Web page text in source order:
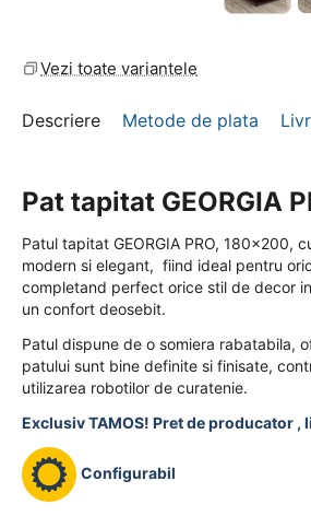
Vezi toate variantele
Descriere Metode de plata
Pat tapitat GEORGIA
Patul tapitat GEORGIA PRO, 180x200,
modern si elegant, fiind ideal pentru
completand perfect orice stil de decor
un confort deosebit.
Patul dispune de o somiera rabatabila,
patului sunt bine definite si finisate,
utilizarea robotilor de curatenie.
Exclusiv TAMOS! Pret de producator ,
Configurabil